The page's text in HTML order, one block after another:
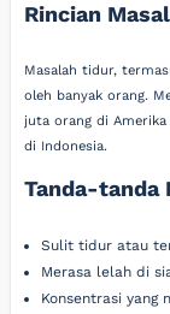
Rincian
Masalah tidur,
oleh banyak orang.
juta orang di
di Indonesia.
Tanda-tanda
Sulit tidur atau
Merasa lelah di
Konsentrasi yang